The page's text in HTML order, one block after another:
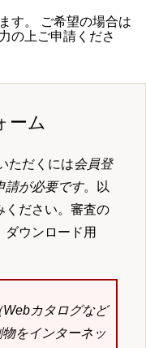
す。 ご希望の場合は
の上ご申請くださ
ーム
ただくには会員登
請が必要です。以
ください。審査の
ウンロード用
カタログなど
をインターネッ